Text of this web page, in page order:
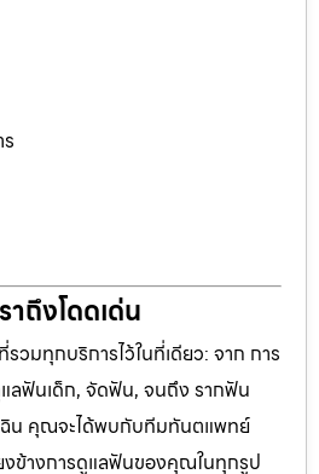
าถึงโดดเด่น
วมทุกบริการไว้ในที่เดียว: จาก การ
ลฟันเด็ก, จัดฟัน, จนถึง รากฟัน
ฉิน คุณจะได้พบกับทีมทันตแพทย์
งข้างการดูแลฟันของคุณในทุกรูป